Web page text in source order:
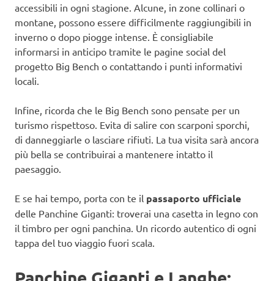
accessibili in ogni stagione. Alcune, in zone collinari o
montane, possono essere difficilmente raggiungibili in
inverno o dopo piogge intense. È consigliabile
informarsi in anticipo tramite le pagine social del
progetto Big Bench o contattando i punti informativi
locali.
Infine, ricorda che le Big Bench sono pensate per un
turismo rispettoso. Evita di salire con scarponi sporchi,
di danneggiarle o lasciare rifiuti. La tua visita sarà ancora
più bella se contribuirai a mantenere intatto il
paesaggio.
E se hai tempo, porta con te il passaporto ufficiale
delle Panchine Giganti: troverai una casetta in legno con
il timbro per ogni panchina. Un ricordo autentico di ogni
tappa del tuo viaggio fuori scala.